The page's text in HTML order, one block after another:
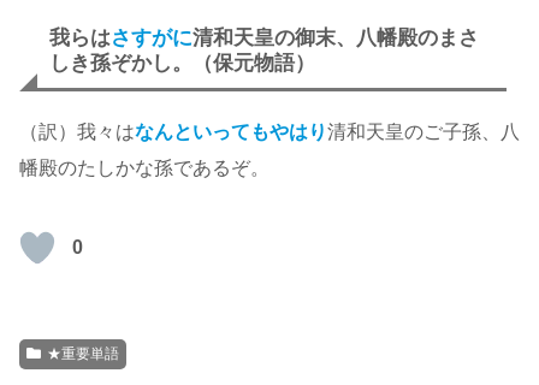
我らはさすがに清和天皇の御末、八幡殿のまさ
しき孫ぞかし。（保元物語）
（訳）我々はなんといってもやはり清和天皇のご子孫、八
幡殿のたしかな孫であるぞ。
0
★重要単語